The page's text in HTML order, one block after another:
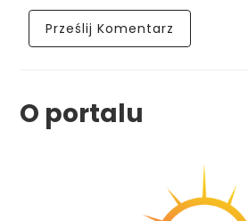
O portalu